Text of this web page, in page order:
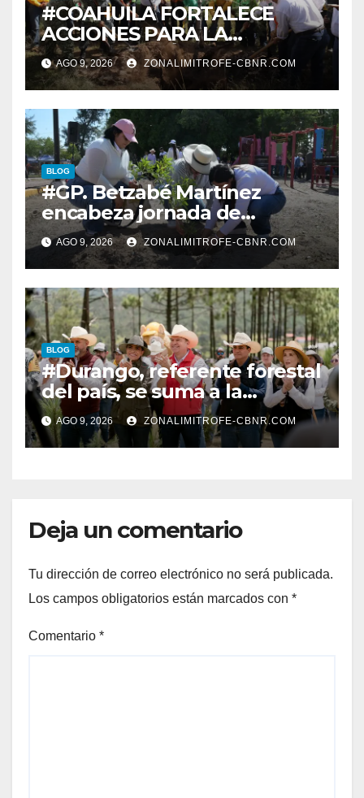
#COAHUILA FORTALECE
ACCIONES PARA LA
RESTAURACIÓN Y
PROTECCIÓN DE SUS
ECOSISTEMAS
AGO 9, 2026 ZONALIMITROFE-CBNR.COM
BLOG
#GP. Betzabé Martínez
encabeza jornada de
reforestación en el Parque 5
de Mayo*
AGO 9, 2026 ZONALIMITROFE-CBNR.COM
BLOG
#Durango, referente forestal
del país, se suma a la
Jornada Nacional de
Reforestación de la
Presidenta Claudia con la
AGO 9, 2026 ZONALIMITROFE-CBNR.COM
Deja un comentario
Tu dirección de correo electrónico no será publicada.
Los campos obligatorios están marcados con *
Comentario *